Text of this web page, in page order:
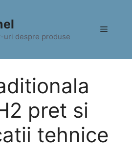
uri despre produse
Meniu
pret si
tehnice